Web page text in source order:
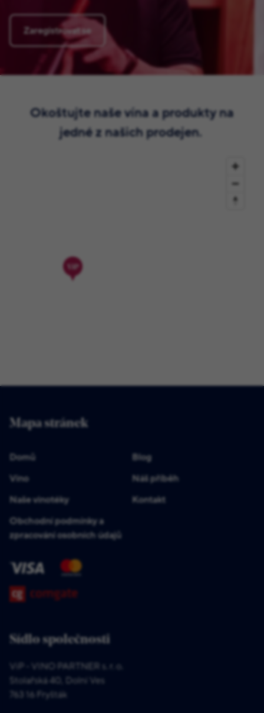
Zaregistrovat se
Okoštujte naše vína a produkty na
jedné z našich prodejen.
Mapa stránek
Domů
Blog
Víno
Náš příběh
Naše vinotéky
Kontakt
Obchodní podmínky a
zpracování osobních údajů
Sídlo společnosti
ViP - VINO PARTNER s. r. o.
Stolařská 40, Dolní Ves
763 16 Fryšták